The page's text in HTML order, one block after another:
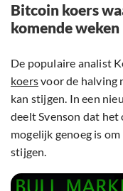
Bitcoin koers
komende weken
De populaire analist
koersvoor de halving
kan stijgen. In een
deelt Svenson dat
mogelijk genoeg is
stijgen.